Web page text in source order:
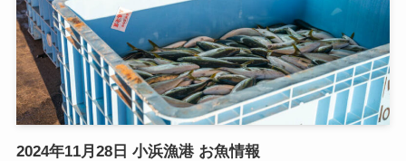
2024年11月28日 小浜漁港 お魚情報